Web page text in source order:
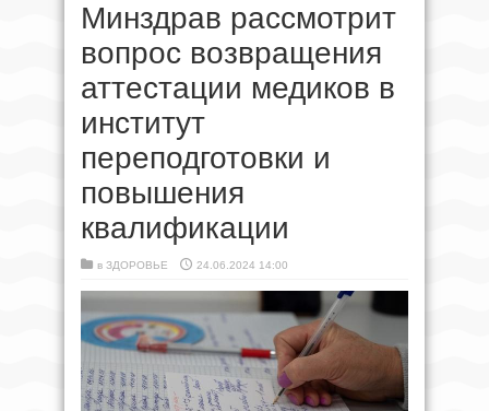
Минздрав рассмотрит
вопрос возвращения
аттестации медиков в
институт
переподготовки и
повышения
квалификации
в ЗДОРОВЬЕ 24.06.2024 14:00